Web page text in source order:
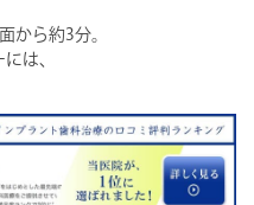
から約3分。
は、